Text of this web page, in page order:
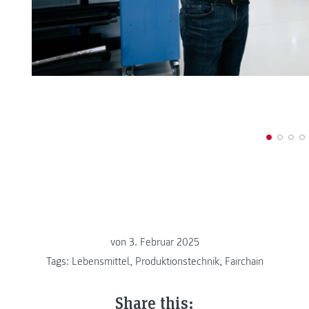
von 3. Februar 2025
Tags: Lebensmittel, Produktionstechnik, Fairchain
Share this: